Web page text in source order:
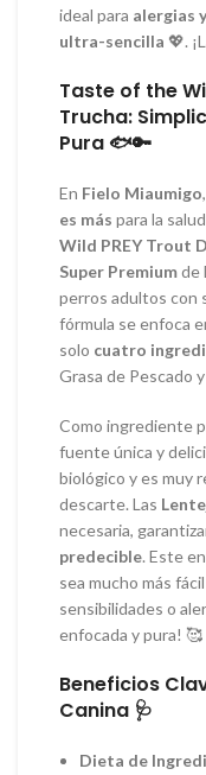
ideal para alergias
ultra-sencilla 💖.
Taste of the
Trucha:
Pura 🐟🔑
En Fielo Miaumigo
es más para la
Wild PREY Trout
Super Premiumde
perros adultos con
fórmula se enfoca
solo cuatro
Grasa de Pescado
Como ingrediente
fuente única y
biológico y es muy
descarte. Las
necesaria,
predecible. Este
sea mucho más
sensibilidades o
enfocada y pura! 🥰
Beneficios
Canina 🩺
Dieta de